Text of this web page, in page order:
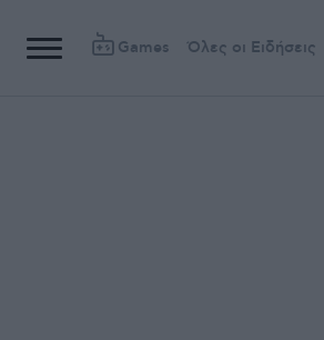
Games Όλες οι Ειδήσεις